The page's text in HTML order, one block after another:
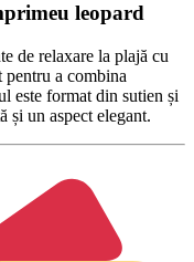
leopard
de relaxare la plajă cu
pentru a combina
este format din sutien și
un aspect elegant.